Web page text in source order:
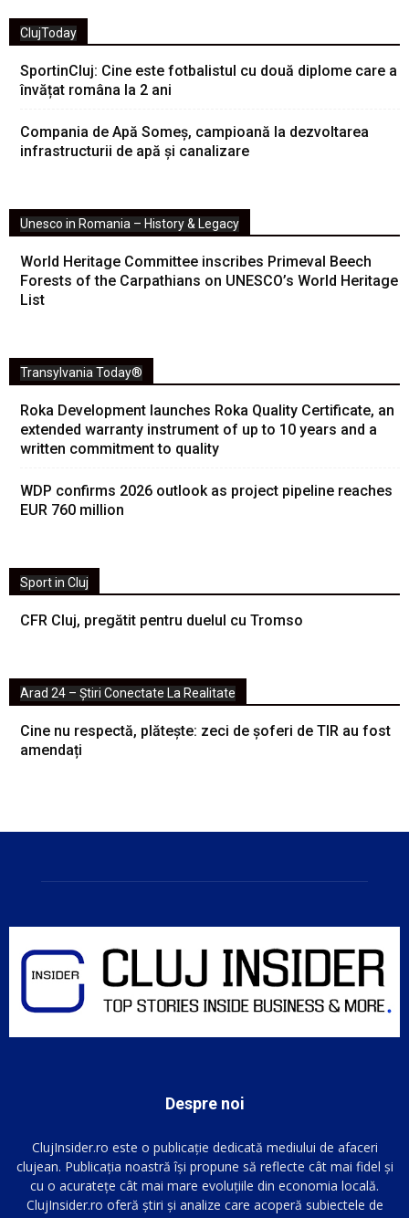
ClujToday
SportinCluj: Cine este fotbalistul cu două diplome care a
învățat româna la 2 ani
Compania de Apă Someș, campioană la dezvoltarea
infrastructurii de apă și canalizare
Unesco in Romania – History & Legacy
World Heritage Committee inscribes Primeval Beech
Forests of the Carpathians on UNESCO’s World Heritage
List
Transylvania Today®
Roka Development launches Roka Quality Certificate, an
extended warranty instrument of up to 10 years and a
written commitment to quality
WDP confirms 2026 outlook as project pipeline reaches
EUR 760 million
Sport in Cluj
CFR Cluj, pregătit pentru duelul cu Tromso
Arad 24 – Știri Conectate La Realitate
Cine nu respectă, plătește: zeci de șoferi de TIR au fost
amendați
Despre noi
ClujInsider.ro este o publicație dedicată mediului de afaceri
clujean. Publicația noastră își propune să reflecte cât mai fidel și
cu o acuratețe cât mai mare evoluțiile din economia locală.
ClujInsider.ro oferă știri și analize care acoperă subiectele de